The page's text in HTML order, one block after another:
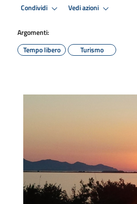
Condividi Vedi azioni
Argomenti:
Tempo libero
Turismo